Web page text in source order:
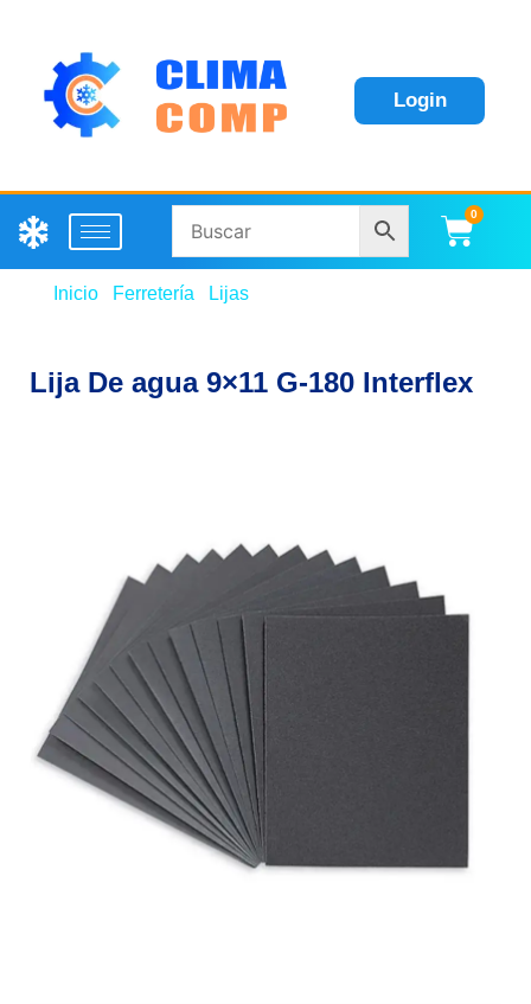
Login
0
Inicio Ferretería Lijas
Lija De agua 9×11 G-180 Interflex